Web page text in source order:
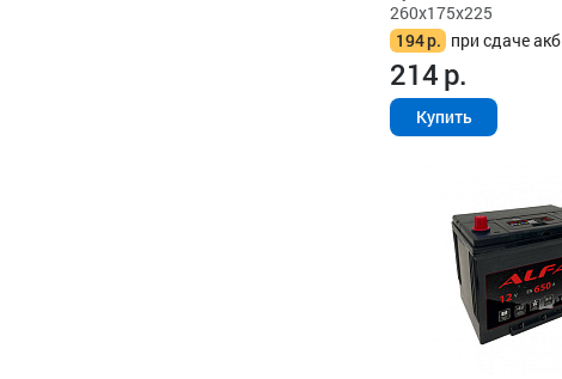
260x175x225
194р. при сдаче акб
214р.
Купить